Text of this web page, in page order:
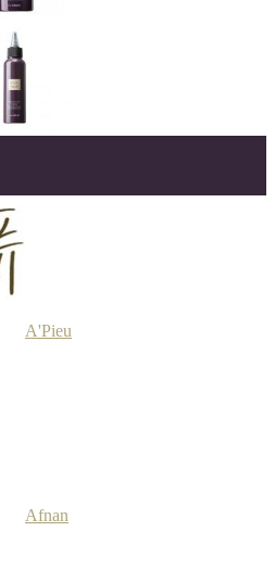
A'Pieu
Afnan